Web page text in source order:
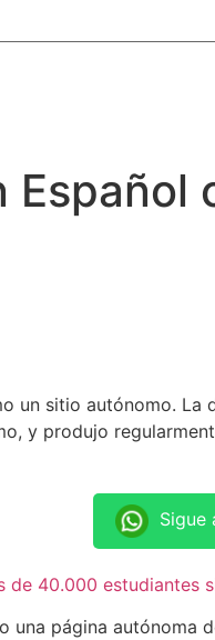
un sitio autónomo.
y produjo
Sigue
40.000 estudiantes
una página